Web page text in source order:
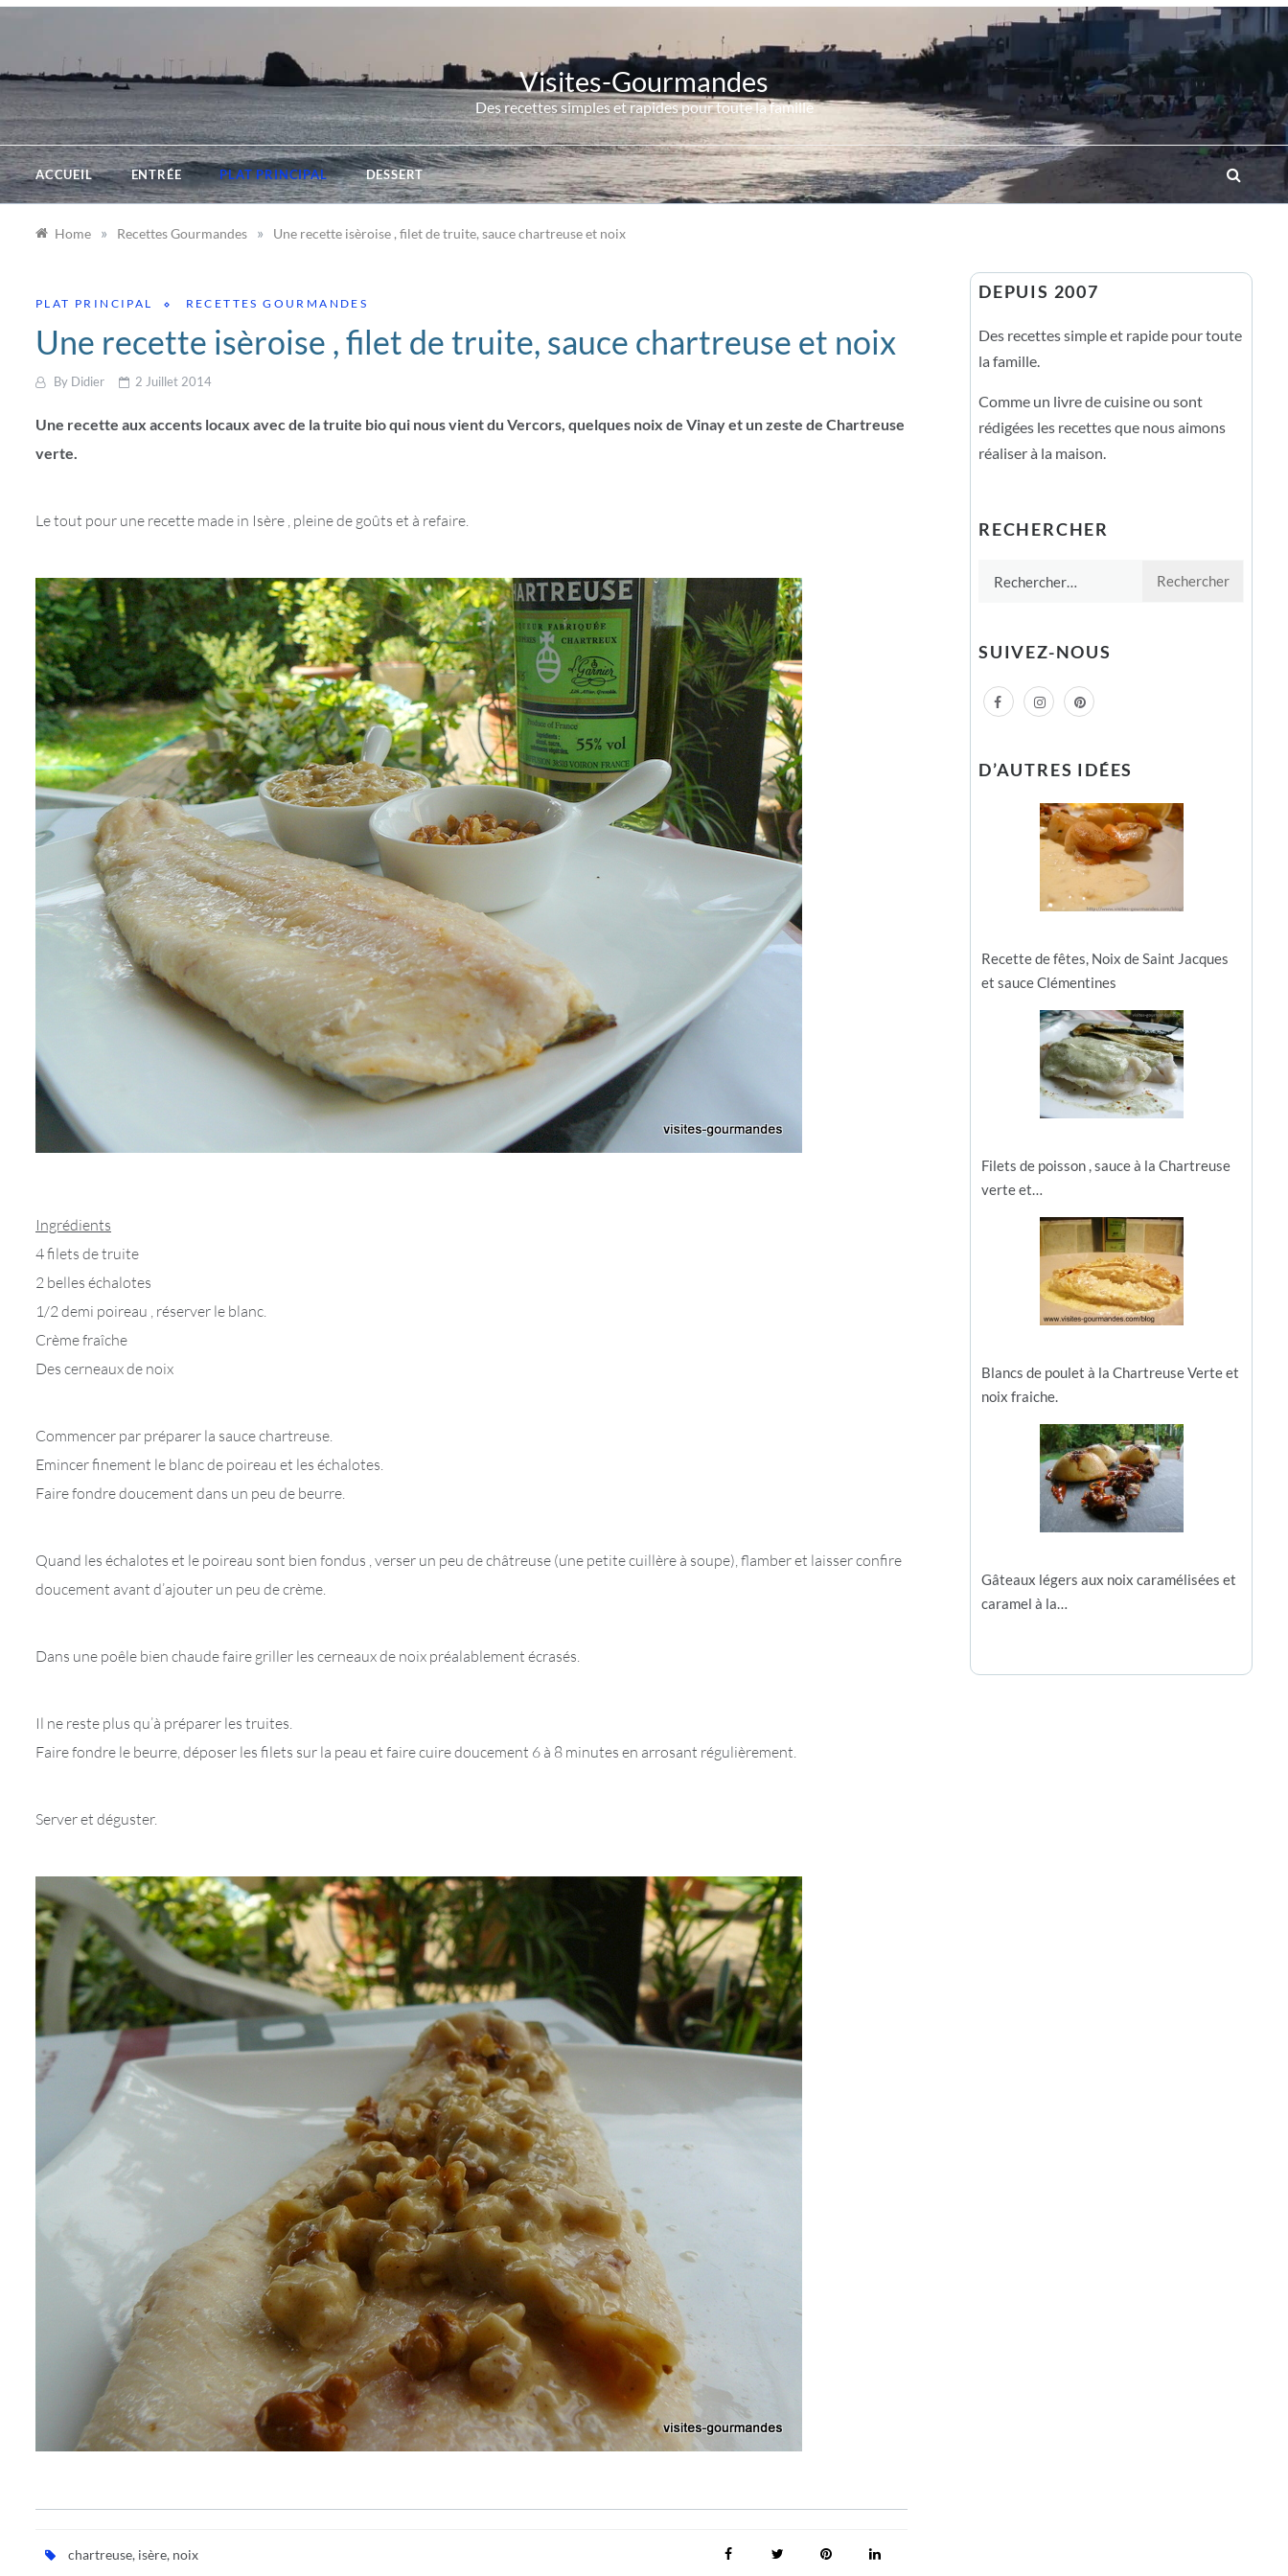
Skip
Visites-Gourmandes
Des recettes simples et rapides pour toute la famille
ACCUEIL ENTRÉE PLAT PRINCIPAL DESSERT
Home » Recettes Gourmandes » Une recette isèroise , filet de truite, sauce chartreuse et noix
PLAT PRINCIPAL RECETTES GOURMANDES
Une recette isèroise , filet de truite, sauce chartreuse et noix
By Didier 2 Juillet 2014
Une recette aux accents locaux avec de la truite bio qui nous vient du Vercors, quelques noix de Vinay et un zeste de Chartreuse
verte.
Le tout pour une recette made in Isère , pleine de goûts et à refaire.
Ingrédients
4 filets de truite
2 belles échalotes
1/2 demi poireau , réserver le blanc.
Crème fraîche
Des cerneaux de noix
Commencer par préparer la sauce chartreuse.
Emincer finement le blanc de poireau et les échalotes.
Faire fondre doucement dans un peu de beurre.
Quand les échalotes et le poireau sont bien fondus , verser un peu de châtreuse (une petite cuillère à soupe), flamber et laisser confire
doucement avant d’ajouter un peu de crème.
Dans une poêle bien chaude faire griller les cerneaux de noix préalablement écrasés.
Il ne reste plus qu’à préparer les truites.
Faire fondre le beurre, déposer les filets sur la peau et faire cuire doucement 6 à 8 minutes en arrosant régulièrement.
Server et déguster.
chartreuse, isère, noix
DEPUIS 2007
Des recettes simple et rapide pour toute
la famille.
Comme un livre de cuisine ou sont
rédigées les recettes que nous aimons
réaliser à la maison.
RECHERCHER
SUIVEZ-NOUS
D’AUTRES IDÉES
Recette de fêtes, Noix de Saint Jacques
et sauce Clémentines
Filets de poisson , sauce à la Chartreuse
verte et…
Blancs de poulet à la Chartreuse Verte et
noix fraiche.
Gâteaux légers aux noix caramélisées et
caramel à la…